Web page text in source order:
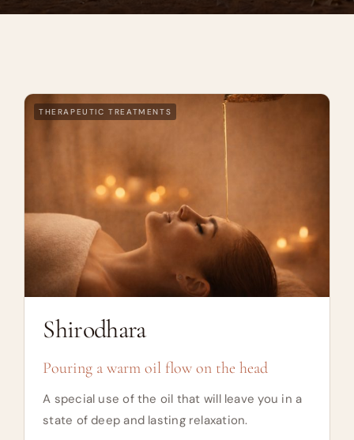
THERAPEUTIC TREATMENTS
Shirodhara
Pouring a warm oil flow on the head
A special use of the oil that will leave you in a
state of deep and lasting relaxation.